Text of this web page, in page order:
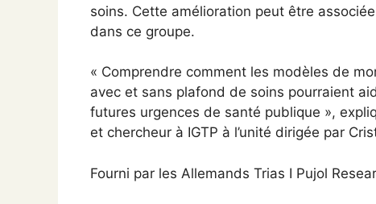
soins. Cette amélioration peut être
dans ce groupe.
« Comprendre comment les modèles de
avec et sans plafond de soins pourraient
futures urgences de santé publique »,
et chercheur à IGTP à l’unité dirigée par
Fourni par les Allemands Trias I Pujol